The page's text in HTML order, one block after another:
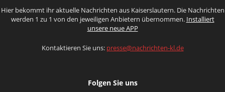
Hier bekommt ihr aktuelle Nachrichten aus Kaiserslautern. Die Nachrichten
werden 1 zu 1 von den jeweiligen Anbietern übernommen. Installiert
unsere neue APP
Kontaktieren Sie uns: presse@nachrichten-kl.de
Folgen Sie uns